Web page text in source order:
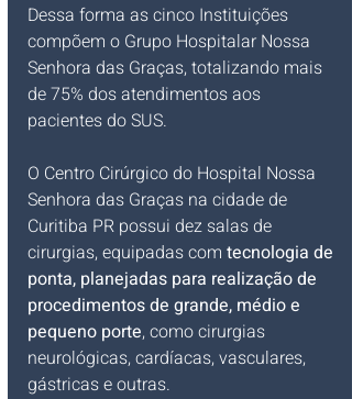
Dessa forma as cinco Instituições
compõem o Grupo Hospitalar Nossa
Senhora das Graças, totalizando mais
de 75% dos atendimentos aos
pacientes do SUS.
O Centro Cirúrgico do Hospital Nossa
Senhora das Graças na cidade de
Curitiba PR possui dez salas de
cirurgias, equipadas com tecnologia de
ponta, planejadas para realização de
procedimentos de grande, médio e
pequeno porte, como cirurgias
neurológicas, cardíacas, vasculares,
gástricas e outras.